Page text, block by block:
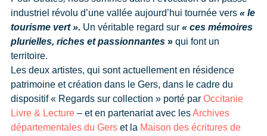
industriel révolu d’une vallée aujourd’hui tournée vers « le
tourisme vert ». Un véritable regard sur « ces mémoires
plurielles, riches et passionnantes»qui font un
territoire.
Les deux artistes, qui sont actuellement en résidence
patrimoine et création dans le Gers, dans le cadre du
dispositif « Regards sur collection » porté par Occitanie
Livre & Lecture– et en partenariat avec lesArchives
départementales du Gerset la Maison des écritures de